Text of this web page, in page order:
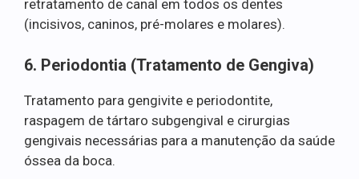
retratamento de canal em todos os dentes
(incisivos, caninos, pré-molares e molares).
6. Periodontia (Tratamento de Gengiva)
Tratamento para gengivite e periodontite,
raspagem de tártaro subgengival e cirurgias
gengivais necessárias para a manutenção da saúde
óssea da boca.